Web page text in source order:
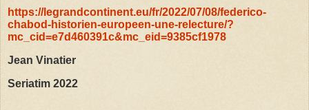
https://legrandcontinent.eu/fr/2022/07/08/federico-
chabod-historien-europeen-une-relecture/?
mc_cid=e7d460391c&mc_eid=9385cf1978
Jean Vinatier
Seriatim 2022